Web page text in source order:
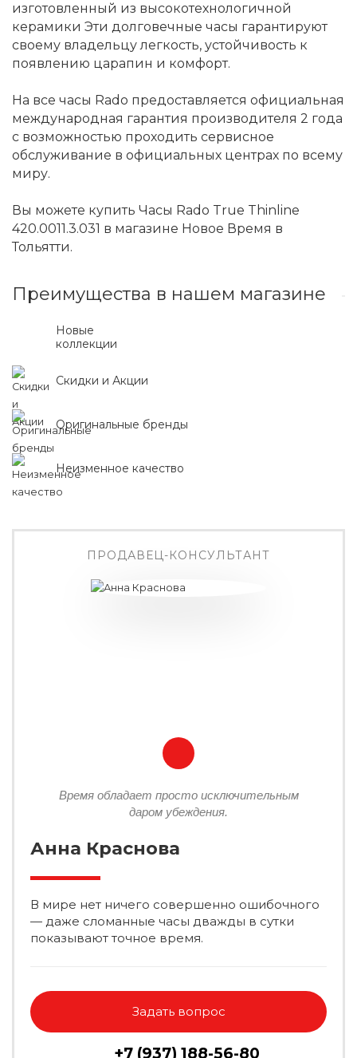
изготовленный из высокотехнологичной
керамики Эти долговечные часы гарантируют
своему владельцу легкость, устойчивость к
появлению царапин и комфорт.
На все часы Rado предоставляется официальная
международная гарантия производителя 2 года
с возможностью проходить сервисное
обслуживание в официальных центрах по всему
миру.
Вы можете купить Часы Rado True Thinline
420.0011.3.031 в магазине Новое Время в
Тольятти.
Преимущества в нашем магазине
Новые
коллекции
Скидки и Акции
Оригинальные бренды
Неизменное качество
ПРОДАВЕЦ-КОНСУЛЬТАНТ
Время обладает просто исключительным
даром убеждения.
Анна Краснова
В мире нет ничего совершенно ошибочного
— даже сломанные часы дважды в сутки
показывают точное время.
Задать вопрос
+7 (937) 188-56-80